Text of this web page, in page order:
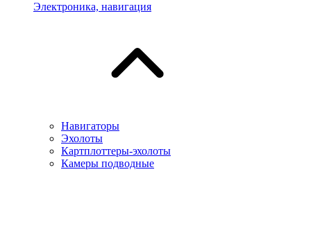
Электроника, навигация
Навигаторы
Эхолоты
Картплоттеры-эхолоты
Камеры подводные